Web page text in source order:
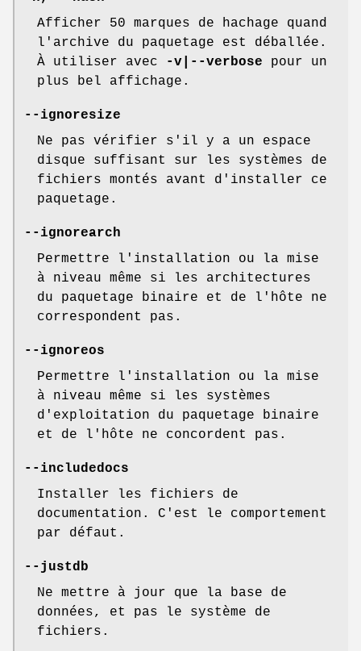
Afficher 50 marques de hachage quand
l'archive du paquetage est déballée.
À utiliser avec
-v|--verbose pour un
plus bel affichage.
--ignoresize
Ne pas vérifier s'il y a un espace
disque suffisant sur les systèmes de
fichiers montés avant d'installer ce
paquetage.
--ignorearch
Permettre l'installation ou la mise
à niveau même si les architectures
du paquetage binaire et de l'hôte ne
correspondent pas.
--ignoreos
Permettre l'installation ou la mise
à niveau même si les systèmes
d'exploitation du paquetage binaire
et de l'hôte ne concordent pas.
--includedocs
Installer les fichiers de
documentation. C'est le comportement
par défaut.
--justdb
Ne mettre à jour que la base de
données, et pas le système de
fichiers.